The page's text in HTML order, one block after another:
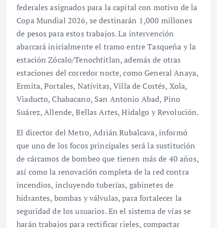
federales asignados para la capital con motivo de la
Copa Mundial 2026, se destinarán 1,000 millones
de pesos para estos trabajos. La intervención
abarcará inicialmente el tramo entre Tasqueña y la
estación Zócalo/Tenochtitlan, además de otras
estaciones del corredor norte, como General Anaya,
Ermita, Portales, Nativitas, Villa de Cortés, Xola,
Viaducto, Chabacano, San Antonio Abad, Pino
Suárez, Allende, Bellas Artes, Hidalgo y Revolución.
El director del Metro, Adrián Rubalcava, informó
que uno de los focos principales será la sustitución
de cárcamos de bombeo que tienen más de 40 años,
así como la renovación completa de la red contra
incendios, incluyendo tuberías, gabinetes de
hidrantes, bombas y válvulas, para fortalecer la
seguridad de los usuarios. En el sistema de vías se
harán trabajos para rectificar rieles, compactar